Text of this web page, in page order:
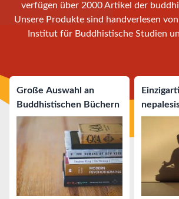
verfügen über 2000 Artikel der
Unsere Produkte sind handverlesen
Institut für Buddhistische Studien
Große Auswahl an
Buddhistischen Büchern